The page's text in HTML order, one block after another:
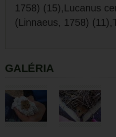
1758) (15),Lucanus
(Linnaeus, 1758)
GALÉRIA